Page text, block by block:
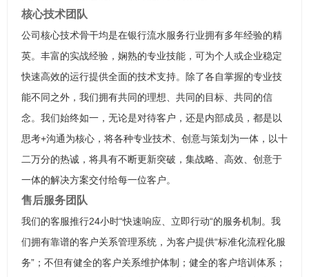
核心技术团队
公司核心技术骨干均是在银行流水服务行业拥有多年经验的精
英。丰富的实战经验，娴熟的专业技能，可为个人或企业稳定
快速高效的运行提供全面的技术支持。除了各自掌握的专业技
能不同之外，我们拥有共同的理想、共同的目标、共同的信
念。我们始终如一，无论是对待客户，还是内部成员，都是以
思考+沟通为核心，将各种专业技术、创意与策划为一体，以十
二万分的热诚，将具有不断更新突破，集战略、高效、创意于
一体的解决方案交付给每一位客户。
售后服务团队
我们的客服推行24小时“快速响应、立即行动“的服务机制。我
们拥有靠谱的客户关系管理系统，为客户提供“标准化流程化服
务”；不但有健全的客户关系维护体制；健全的客户培训体系；